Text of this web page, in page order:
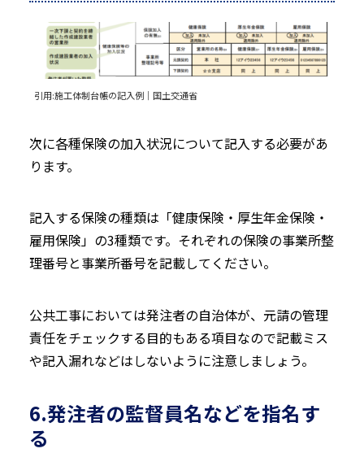
引用:施工体制台帳の記入例｜国土交通省
次に各種保険の加入状況について記入する必要があ
ります。
記入する保険の種類は「健康保険・厚生年金保険・
雇用保険」の3種類です。それぞれの保険の事業所整
理番号と事業所番号を記載してください。
公共工事においては発注者の自治体が、元請の管理
責任をチェックする目的もある項目なので記載ミス
や記入漏れなどはしないように注意しましょう。
6.発注者の監督員名などを指名す
る